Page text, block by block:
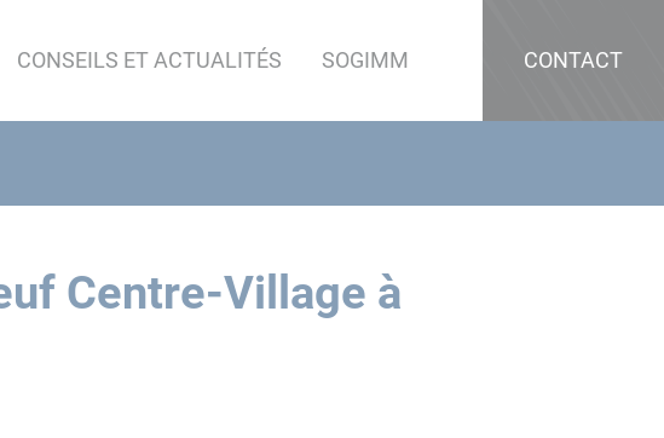
CONSEILS ET ACTUALITÉS SOGIMM CONTACT
Centre-Village à